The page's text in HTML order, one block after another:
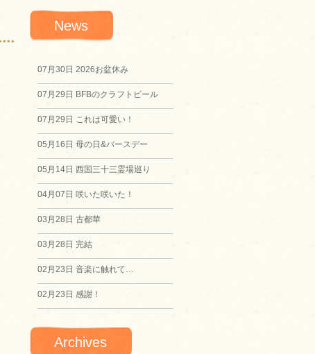
News
07月30日 2026お盆休み
07月29日 BFBのクラフトビール
07月29日 これは可愛い！
05月16日 母の日&バースデー
05月14日 西国三十三霊場巡り
04月07日 咲いた咲いた！
03月28日 古都華
03月28日 完結
02月23日 音楽に触れて…
02月23日 感謝！
Archives